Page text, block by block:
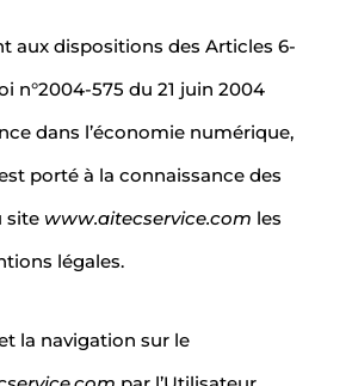
aux dispositions des Articles 6-
n°2004-575 du 21 juin 2004
dans l’économie numérique,
porté à la connaissance des
site www.aitecservice.com les
légales.
la navigation sur le